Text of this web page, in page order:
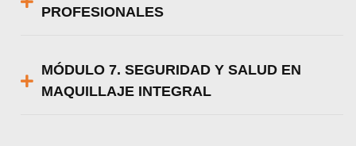
PROFESIONALES
MÓDULO 7. SEGURIDAD Y SALUD EN
MAQUILLAJE INTEGRAL